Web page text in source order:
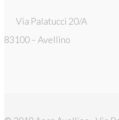
Via Palatucci 20/A
83100 – Avellino